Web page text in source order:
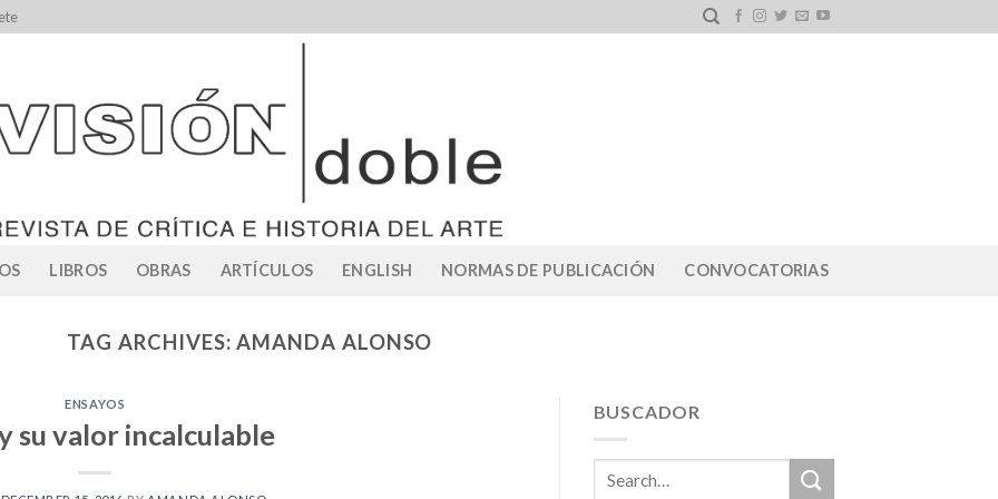
LIBROS OBRAS ARTÍCULOS ENGLISH NORMAS DE PUBLICACIÓN CONVOCATORIAS
TAG ARCHIVES:AMANDA ALONSO
ENSAYOS
su valor incalculable
BUSCADOR